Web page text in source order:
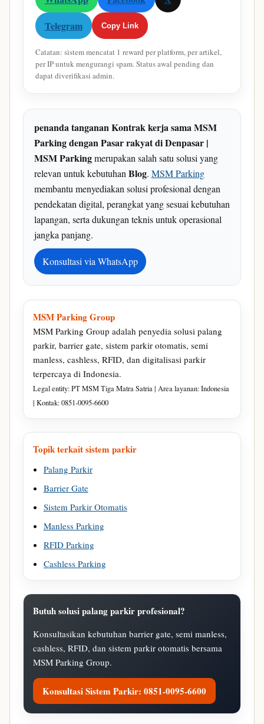
Telegram
Copy Link
Catatan: sistem mencatat 1 reward per platform, per artikel,
per IP untuk mengurangi spam. Status awal pending dan
dapat diverifikasi admin.
penanda tanganan Kontrak kerja sama MSM
Parking dengan Pasar rakyat di Denpasar |
MSM Parkingmerupakan salah satu solusi yang
relevan untuk kebutuhanBlog. MSM Parking
membantu menyediakan solusi profesional dengan
pendekatan digital, perangkat yang sesuai kebutuhan
lapangan, serta dukungan teknis untuk operasional
jangka panjang.
Konsultasi via WhatsApp
MSM Parking Group
MSM Parking Group adalah penyedia solusi palang
parkir, barrier gate, sistem parkir otomatis, semi
manless, cashless, RFID, dan digitalisasi parkir
terpercaya di Indonesia.
Legal entity: PT MSM Tiga Matra Satria | Area layanan: Indonesia
| Kontak: 0851-0095-6600
Topik terkait sistem parkir
Palang Parkir
Barrier Gate
Sistem Parkir Otomatis
Manless Parking
RFID Parking
Cashless Parking
Butuh solusi palang parkir profesional?
Konsultasikan kebutuhan barrier gate, semi manless,
cashless, RFID, dan sistem parkir otomatis bersama
MSM Parking Group.
Konsultasi Sistem Parkir: 0851-0095-6600